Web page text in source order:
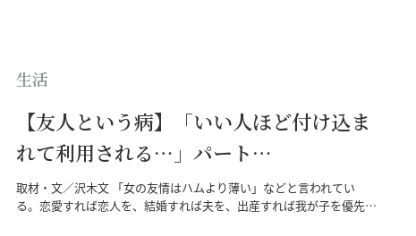
生活
【友人という病】「いい人ほど付け込ま
れて利用される…」パート…
取材・文／沢木文 「女の友情はハムより薄い」などと言われてい
る。恋愛すれば恋人を、結婚すれば夫を、出産すれば我が子を優先…